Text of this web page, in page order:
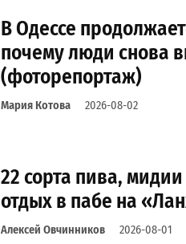
В Одессе
почему люди снова
(фоторепортаж)
Мария Котова 2026-08-02
22 сорта пива,
отдых в пабе на
Алексей Овчинников 2026-08-01